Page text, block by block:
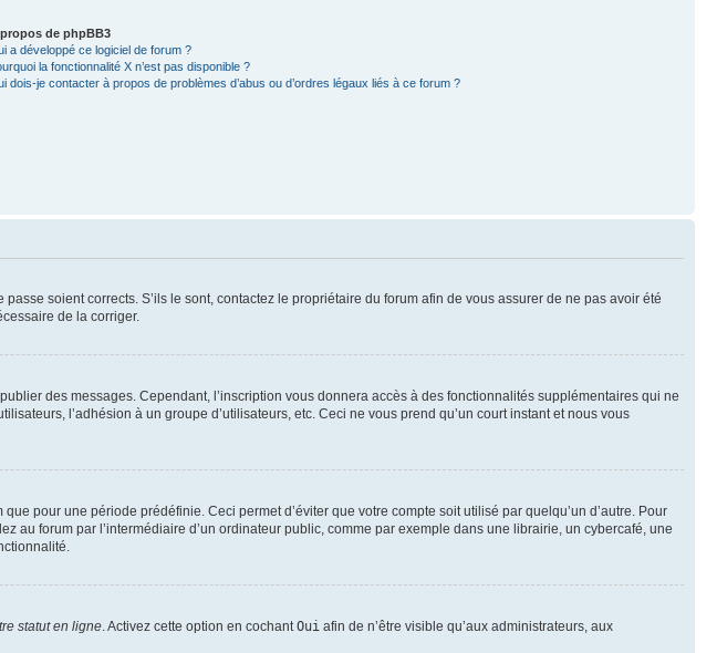
de phpBB3
a développé ce logiciel de forum ?
la fonctionnalité X n’est pas disponible ?
dois-je contacter à propos de problèmes d’abus ou d’ordres légaux liés à ce forum ?
soient corrects. S’ils le sont, contactez le propriétaire du forum afin de vous assurer de ne pas avoir été
de la corriger.
des messages. Cependant, l’inscription vous donnera accès à des fonctionnalités supplémentaires qui ne
l’adhésion à un groupe d’utilisateurs, etc. Ceci ne vous prend qu’un court instant et nous vous
pour une période prédéfinie. Ceci permet d’éviter que votre compte soit utilisé par quelqu’un d’autre. Pour
au forum par l’intermédiaire d’un ordinateur public, comme par exemple dans une librairie, un cybercafé, une
statut en ligne. Activez cette option en cochantOui afin de n’être visible qu’aux administrateurs, aux